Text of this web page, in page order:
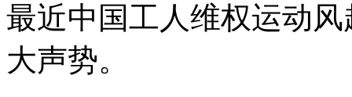
最近中国工人维权运动
大声势。